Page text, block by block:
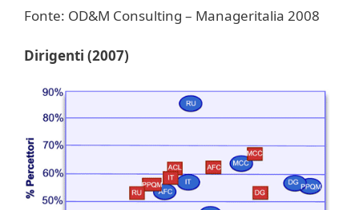
Fonte: OD&M Consulting – Manageritalia 2008
Dirigenti (2007)